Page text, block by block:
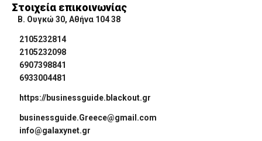
Στοιχεία επικοινωνίας
Β. Ουγκώ 30, Αθήνα 104 38
2105232814
2105232098
6907398841
6933004481
https://businessguide.blackout.gr
businessguide.Greece@gmail.com
info@galaxynet.gr